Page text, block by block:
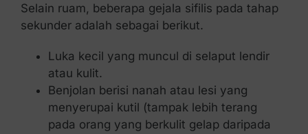
Selain ruam, beberapa gejala sifilis pada tahap
sekunder adalah sebagai berikut.
Luka kecil yang muncul di selaput lendir
atau kulit.
Benjolan berisi nanah atau lesi yang
menyerupai kutil (tampak lebih terang
pada orang yang berkulit gelap daripada